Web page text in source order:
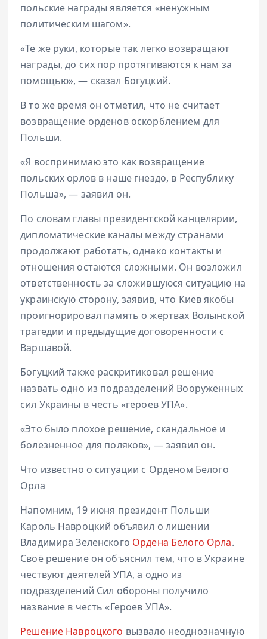
польские награды является «ненужным
политическим шагом».
«Те же руки, которые так легко возвращают
награды, до сих пор протягиваются к нам за
помощью», — сказал Богуцкий.
В то же время он отметил, что не считает
возвращение орденов оскорблением для
Польши.
«Я воспринимаю это как возвращение
польских орлов в наше гнездо, в Республику
Польша», — заявил он.
По словам главы президентской канцелярии,
дипломатические каналы между странами
продолжают работать, однако контакты и
отношения остаются сложными. Он возложил
ответственность за сложившуюся ситуацию на
украинскую сторону, заявив, что Киев якобы
проигнорировал память о жертвах Волынской
трагедии и предыдущие договоренности с
Варшавой.
Богуцкий также раскритиковал решение
назвать одно из подразделений Вооружённых
сил Украины в честь «героев УПА».
«Это было плохое решение, скандальное и
болезненное для поляков», — заявил он.
Что известно о ситуации с Орденом Белого
Орла
Напомним, 19 июня президент Польши
Кароль Навроцкий объявил о лишении
Владимира Зеленского Ордена Белого Орла.
Своё решение он объяснил тем, что в Украине
чествуют деятелей УПА, а одно из
подразделений Сил обороны получило
название в честь «Героев УПА».
Решение Навроцкого вызвало неоднозначную